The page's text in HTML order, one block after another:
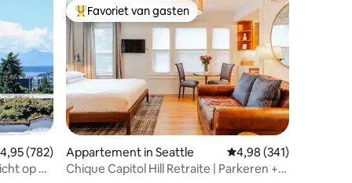
beoordeling van 4,95 op 5, 782 recensies
4,95 (782)
op de
Topfavoriet van gasten
Favoriet van gasten
Appartement in Seattle Gemiddelde
4,98 (341)
Chique Capitol Hill Retraite | Parkeren +